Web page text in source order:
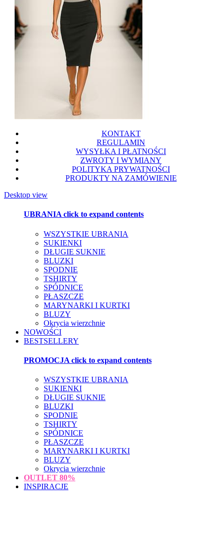
KONTAKT
REGULAMIN
WYSYŁKA I PŁATNOŚCI
ZWROTY I WYMIANY
POLITYKA PRYWATNOŚCI
PRODUKTY NA ZAMÓWIENIE
Desktop view
UBRANIAclick to expand contents
WSZYSTKIE UBRANIA
SUKIENKI
DŁUGIE SUKNIE
BLUZKI
SPODNIE
TSHIRTY
SPÓDNICE
PŁASZCZE
MARYNARKI I KURTKI
BLUZY
Okrycia wierzchnie
NOWOŚCI
BESTSELLERY
PROMOCJA click to expand contents
WSZYSTKIE UBRANIA
SUKIENKI
DŁUGIE SUKNIE
BLUZKI
SPODNIE
TSHIRTY
SPÓDNICE
PŁASZCZE
MARYNARKI I KURTKI
BLUZY
Okrycia wierzchnie
OUTLET 80%
INSPIRACJE